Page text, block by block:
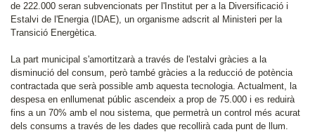
de 222.000 seran subvencionats per l'Institut per a la Diversificació i
Estalvi de l'Energia (IDAE), un organisme adscrit al Ministeri per la
Transició Energètica.
La part municipal s'amortitzarà a través de l'estalvi gràcies a la
disminució del consum, però també gràcies a la reducció de potència
contractada que serà possible amb aquesta tecnologia. Actualment, la
despesa en enllumenat públic ascendeix a prop de 75.000 i es reduirà
fins a un 70% amb el nou sistema, que permetrà un control més acurat
dels consums a través de les dades que recollirà cada punt de llum.